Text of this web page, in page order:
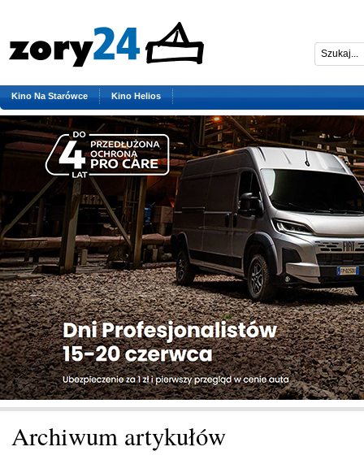
Kino Na Starówce Kino Helios
Archiwum artykułów